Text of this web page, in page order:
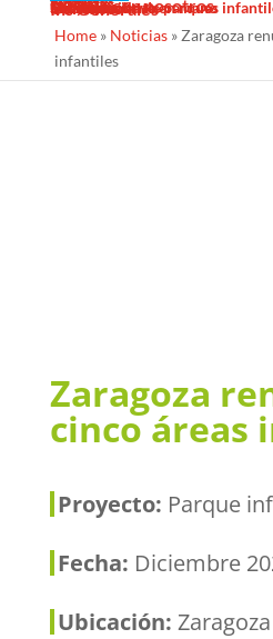
Trabaja con nosotros
Servicios
Diseño
Fabricacion
Mantenimiento
Proyectos llave en mano
Desinfección de parques
Contacto
Ins Generales
Home» Noticias» Zaragoza
infantiles
Zaragoza
cinco áreas
Proyecto: Parque
Fecha: Diciembre
Ubicación: